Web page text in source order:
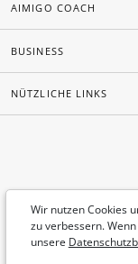
Wir nutzen Cookies
zu verbessern.
unsere
AIMIGO COACH
BUSINESS
NÜTZLICHE LINKS